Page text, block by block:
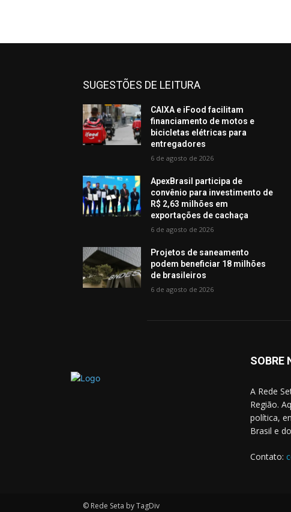
SUGESTÕES DE LEITURA
CAIXA e iFood facilitam
financiamento de motos e
bicicletas elétricas para
entregadores
6 de agosto de 2026
ApexBrasil participa de
convênio para investimento de
R$ 2,63 milhões em
exportações de cachaça
6 de agosto de 2026
Projetos de saneamento
podem beneficiar 18 milhões
de brasileiros
6 de agosto de 2026
SOBRE
A Rede
Região.
política,
Brasil e
Contato:
© Rede Seta by TagDiv